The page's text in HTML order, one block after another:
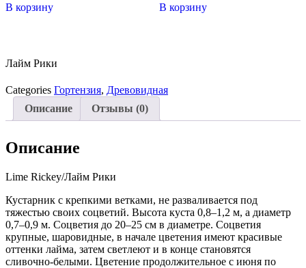
В корзину В корзину
Лайм Рики
Categories Гортензия, Древовидная
Описание
Отзывы (0)
Описание
Lime Rickey/Лайм Рики
Кустарник с крепкими ветками, не разваливается под
тяжестью своих соцветий. Высота куста 0,8–1,2 м, а диаметр
0,7–0,9 м. Соцветия до 20–25 см в диаметре. Соцветия
крупные, шаровидные, в начале цветения имеют красивые
оттенки лайма, затем светлеют и в конце становятся
сливочно-белыми. Цветение продолжительное с июня по